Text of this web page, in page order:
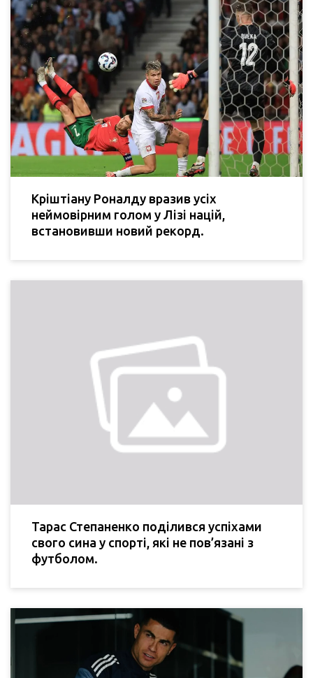
Кріштіану Роналду вразив усіх
неймовірним голом у Лізі націй,
встановивши новий рекорд.
Тарас Степаненко поділився успіхами
свого сина у спорті, які не пов’язані з
футболом.